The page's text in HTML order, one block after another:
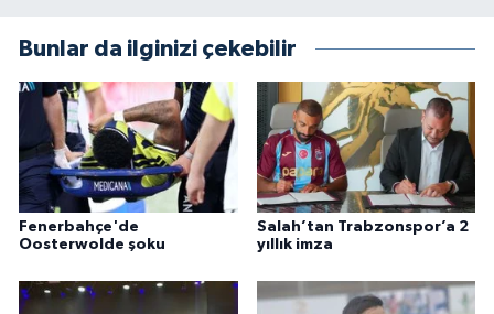
Bunlar da ilginizi çekebilir
Fenerbahçe'de
Oosterwolde şoku
Salah’tan Trabzonspor’a 2
yıllık imza